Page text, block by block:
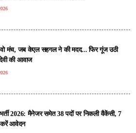
वो मंच, जब केएल सहगल ने की मदद... फिर गूंज उठी
देवी की आवाज
2026: मैनेजर समेत 38 पदों पर निकली वैकेंसी, 7
आवेदन